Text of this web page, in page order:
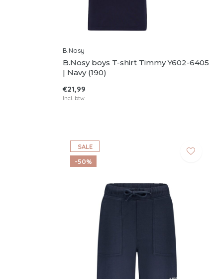
B.Nosy
B.Nosy boys T-shirt Timmy Y602-6405
| Navy (190)
€21,99
Incl. btw
SALE
-50%